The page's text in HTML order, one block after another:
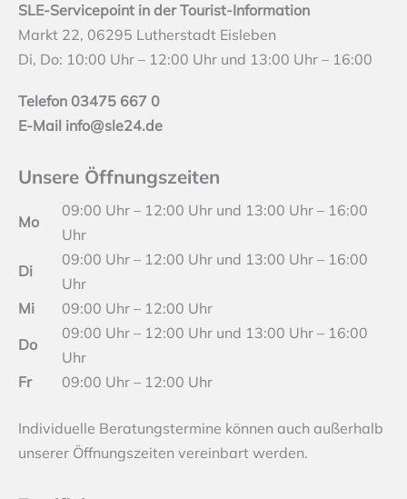
SLE-Servicepoint in der Tourist-Information
Markt 22, 06295 Lutherstadt Eisleben
Di, Do: 10:00 Uhr – 12:00 Uhr und 13:00 Uhr – 16:00
Telefon 03475 667 0
E-Mail info@sle24.de
Unsere Öffnungszeiten
Mo
09:00 Uhr – 12:00 Uhr und 13:00 Uhr – 16:00
Uhr
Di
09:00 Uhr – 12:00 Uhr und 13:00 Uhr – 16:00
Uhr
Mi
09:00 Uhr – 12:00 Uhr
Do
09:00 Uhr – 12:00 Uhr und 13:00 Uhr – 16:00
Uhr
Fr
09:00 Uhr – 12:00 Uhr
Individuelle Beratungstermine können auch außerhalb
unserer Öffnungszeiten vereinbart werden.